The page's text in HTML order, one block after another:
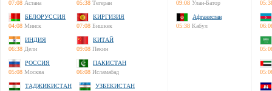
07:08 Астана
05:38 Тегеран
БЕЛОРУССИЯ
04:08 Минск
КИРГИЗИЯ
07:08 Бишкек
ИНДИЯ
06:38 Дели
КИТАЙ
09:08 Пекин
РОССИЯ
05:08 Москва
ПАКИСТАН
06:08 Исламабад
ТАДЖИКИСТАН
УЗБЕКИСТАН
09:08 Улан-Батор
Афганистан
05:38 Кабул